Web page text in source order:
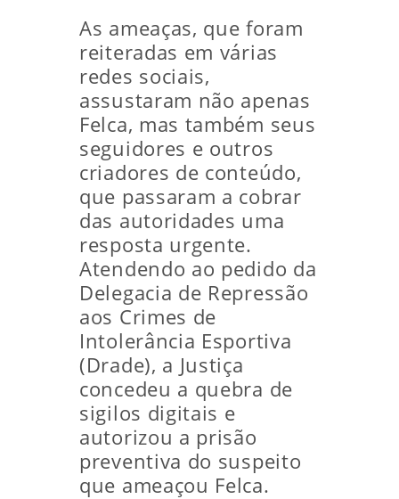
As ameaças, que foram
reiteradas em várias
redes sociais,
assustaram não apenas
Felca, mas também seus
seguidores e outros
criadores de conteúdo,
que passaram a cobrar
das autoridades uma
resposta urgente.
Atendendo ao pedido da
Delegacia de Repressão
aos Crimes de
Intolerância Esportiva
(Drade), a Justiça
concedeu a quebra de
sigilos digitais e
autorizou a prisão
preventiva do suspeito
que ameaçou Felca.